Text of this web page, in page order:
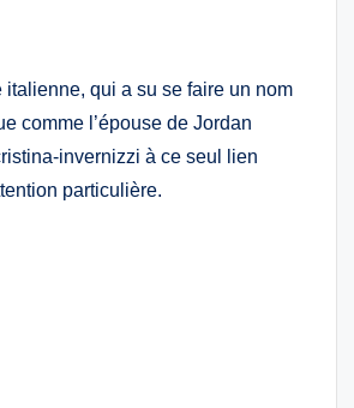
qui a su se faire un nom
comme l’épouse de Jordan
invernizzi à ce seul lien
particulière.